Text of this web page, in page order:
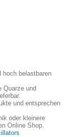
hoch belastbaren
Quarze und
und entsprechen
oder kleinere
Online Shop.